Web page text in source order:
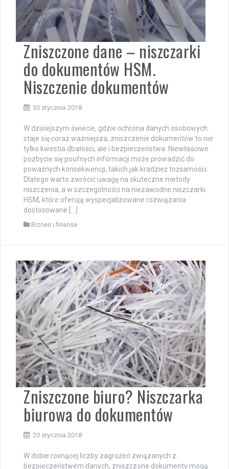
Zniszczone dane – niszczarki
do dokumentów HSM.
Niszczenie dokumentów
30 stycznia 2018
W dzisiejszym świecie, gdzie ochrona danych osobowych
staje się coraz ważniejsza, zniszczenie dokumentów to nie
tylko kwestia dbałości, ale i bezpieczeństwa. Niewłaściwe
pozbycie się poufnych informacji może prowadzić do
poważnych konsekwencji, takich jak kradzież tożsamości.
Dlatego warto zwrócić uwagę na skuteczne metody
niszczenia, a w szczególności na niezawodne niszczarki
HSM, które oferują wyspecjalizowane rozwiązania
dostosowane […]
Biznes i finanse
Zniszczone biuro? Niszczarka
biurowa do dokumentów
20 stycznia 2018
W dobie rosnącej liczby zagrożeń związanych z
bezpieczeństwem danych, zniszczone dokumenty mogą